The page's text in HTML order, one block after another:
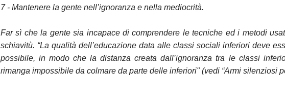
7 - Mantenere la gente nell’ignoranza e nella mediocrità.
Far sì che la gente sia incapace di comprendere le tecniche ed i metodi
schiavitù. “La qualità dell’educazione data alle classi sociali inferiori deve
possibile, in modo che la distanza creata dall’ignoranza tra le classi
rimanga impossibile da colmare da parte delle inferiori" (vedi “Armi silenziosi